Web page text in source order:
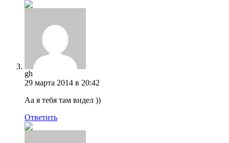
gh
29 марта 2014 в 20:42
Аа я тебя там видел ))
Ответить